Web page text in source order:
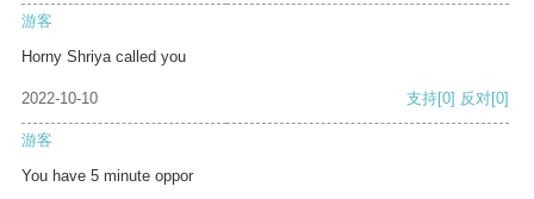
游客
Horny Shriya called you
2022-10-10 支持[0] 反对[0]
游客
You have 5 minute oppor